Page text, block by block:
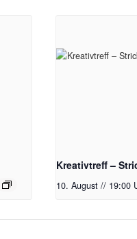
Kreativtreff –
10. August // 19:00